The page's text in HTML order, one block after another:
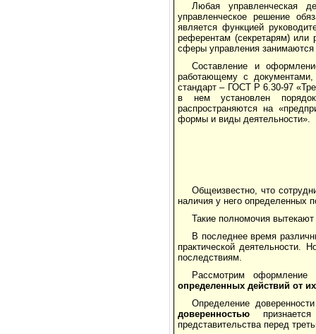
Любая управленческая
управленческое решение
является функцией
референтам (секретарям) или
сферы управления
Составление и
работающему с
стандарт – ГОСТ Р 6.30-97
в нем установлен
распространяются на
формы и виды деятельности».
Общеизвестно, что
наличия у него определенных
Такие полномочия
В последнее время
практической деятельности.
последствиям.
Рассмотрим
определенных действий от
Определение
доверенностью
представительства перед